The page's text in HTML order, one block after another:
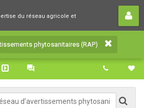
du réseau agricole et
(RAP)
du réseau agricole et
phytosanitaires (RAP)